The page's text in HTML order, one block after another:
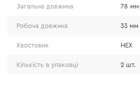
• Має спеціальне оксидне
нагрівання під час роботи, сприяє
відведенню стружки, зменшуючи
Загальна довжина 78 мм
Робоча довжина 33 мм
Хвостовик HEX
Кількість в упаковці 2 шт.